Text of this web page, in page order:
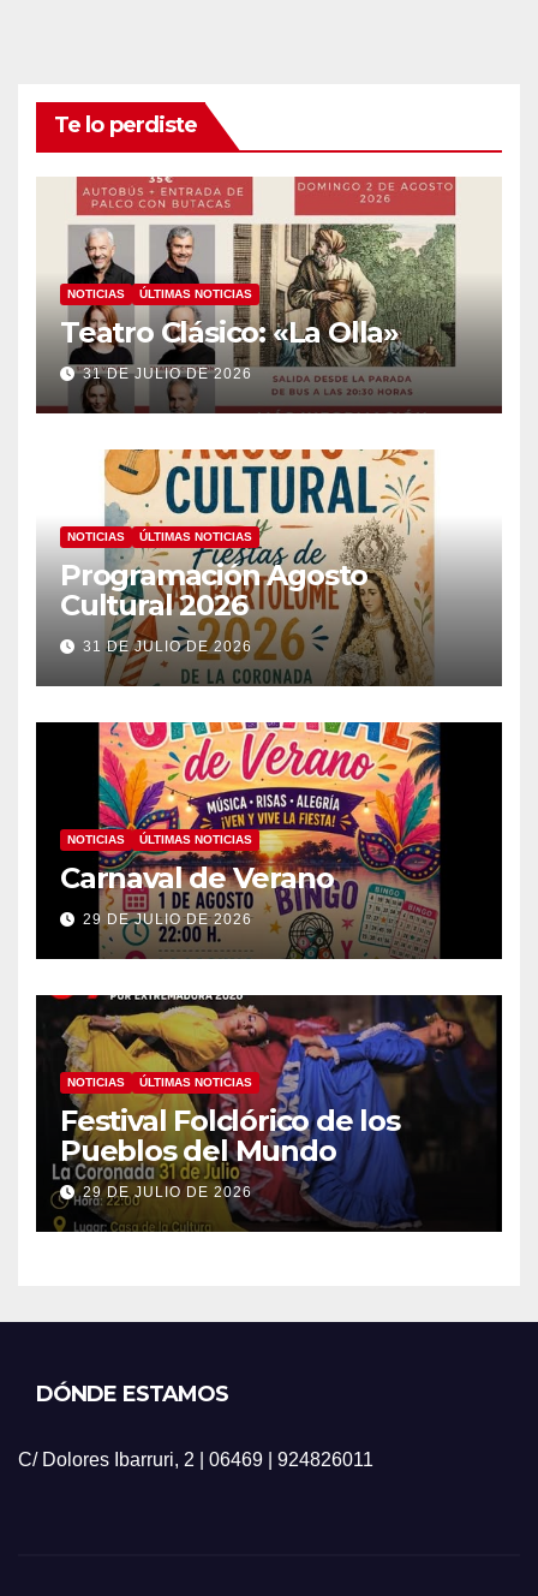
Te lo perdiste
NOTICIAS ÚLTIMAS NOTICIAS
Teatro Clásico: «La Olla»
31 DE JULIO DE 2026
NOTICIAS ÚLTIMAS NOTICIAS
Programación Agosto
Cultural 2026
31 DE JULIO DE 2026
NOTICIAS ÚLTIMAS NOTICIAS
Carnaval de Verano
29 DE JULIO DE 2026
NOTICIAS ÚLTIMAS NOTICIAS
Festival Folclórico de los
Pueblos del Mundo
29 DE JULIO DE 2026
DÓNDE ESTAMOS
C/ Dolores Ibarruri, 2 | 06469 | 924826011